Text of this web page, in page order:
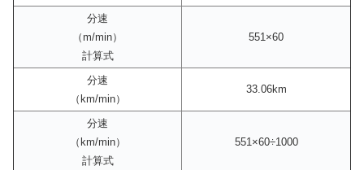
分速
（m/min）
計算式
551×60
分速
（km/min）
33.06km
分速
（km/min）
計算式
551×60÷1000